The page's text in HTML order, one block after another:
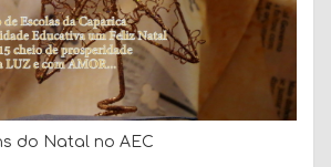
do Natal no AEC